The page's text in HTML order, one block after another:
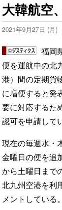
大韓航空
2021年9月27日 (月)
福岡
便を運航中の北
港）間の定期貨
に増便すると発
要に対応するた
認可を申請して
現在の毎週水・
金曜日の便を追
から土曜日まで
北九州空港を利
メントしている。